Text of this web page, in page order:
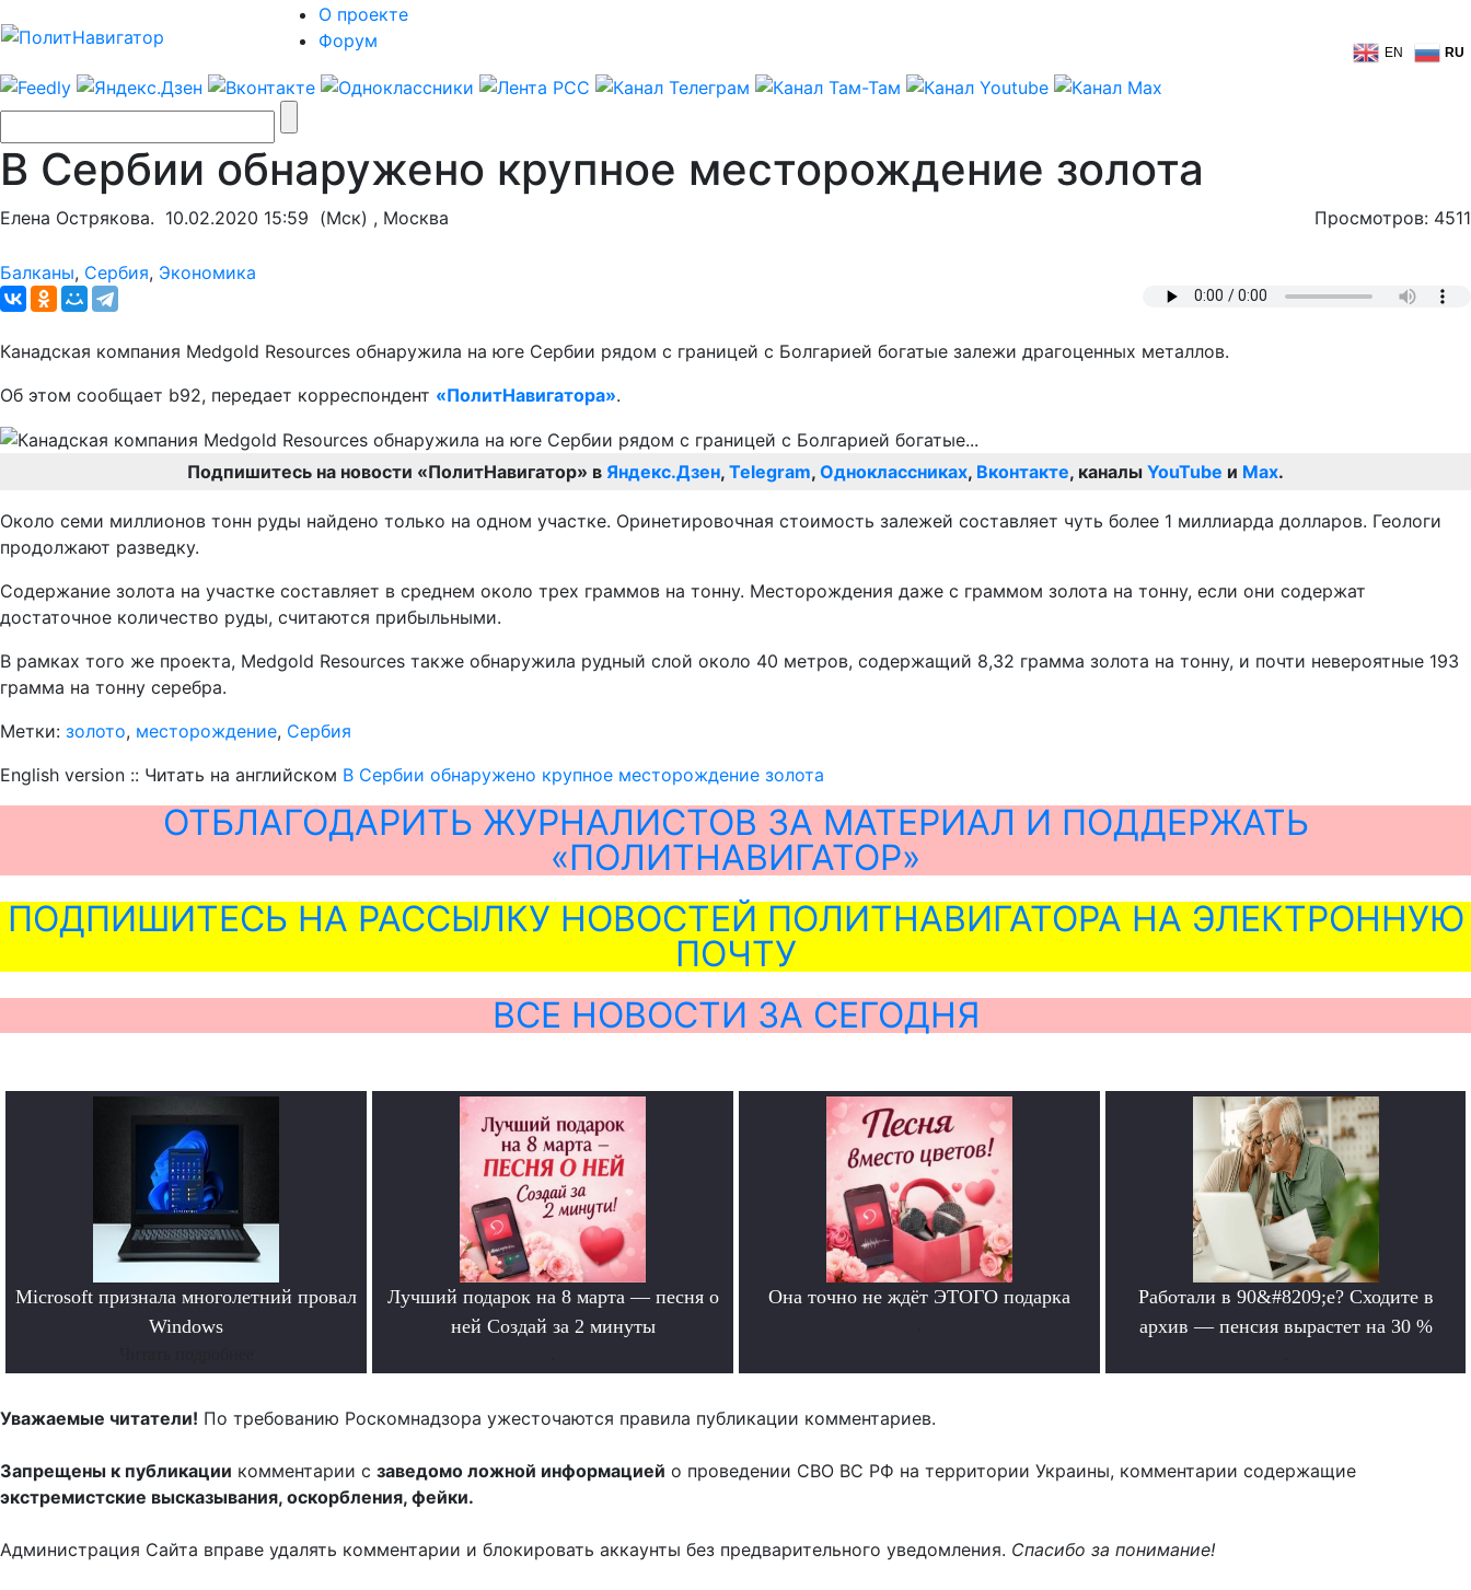
О проекте
Форум
EN RU
В Сербии обнаружено крупное месторождение золота
Елена Острякова. 10.02.2020 15:59 (Мск) , Москва Просмотров: 4511
Балканы, Сербия, Экономика
Канадская компания Medgold Resources обнаружила на юге Сербии рядом с границей с Болгарией богатые залежи драгоценных металлов.
Об этом сообщает b92, передает корреспондент «ПолитНавигатора».
Подпишитесь на новости «ПолитНавигатор» в Яндекс.Дзен, Telegram, Одноклассниках, Вконтакте, каналы YouTube и Max.
Около семи миллионов тонн руды найдено только на одном участке. Оринетировочная стоимость залежей составляет чуть более 1 миллиарда долларов. Геологи
продолжают разведку.
Содержание золота на участке составляет в среднем около трех граммов на тонну. Месторождения даже с граммом золота на тонну, если они содержат
достаточное количество руды, считаются прибыльными.
В рамках того же проекта, Medgold Resources также обнаружила рудный слой около 40 метров, содержащий 8,32 грамма золота на тонну, и почти невероятные 193
грамма на тонну серебра.
Метки: золото, месторождение, Сербия
English version :: Читать на английском В Сербии обнаружено крупное месторождение золота
ОТБЛАГОДАРИТЬ ЖУРНАЛИСТОВ ЗА МАТЕРИАЛ И ПОДДЕРЖАТЬ
«ПОЛИТНАВИГАТОР»
ПОДПИШИТЕСЬ НА РАССЫЛКУ НОВОСТЕЙ ПОЛИТНАВИГАТОРА НА ЭЛЕКТРОННУЮ
ПОЧТУ
ВСЕ НОВОСТИ ЗА СЕГОДНЯ
Microsoft признала многолетний провал
Windows
Лучший подарок на 8 марта — песня о
ней Создай за 2 минуты
Она точно не ждёт ЭТОГО подарка
Работали в 90&#8209;е? Сходите в
архив — пенсия вырастет на 30 %
Уважаемые читатели! По требованию Роскомнадзора ужесточаются правила публикации комментариев.
Запрещены к публикации комментарии с заведомо ложной информацией о проведении СВО ВС РФ на территории Украины, комментарии содержащие
экстремистские высказывания, оскорбления, фейки.
Администрация Сайта вправе удалять комментарии и блокировать аккаунты без предварительного уведомления. Спасибо за понимание!